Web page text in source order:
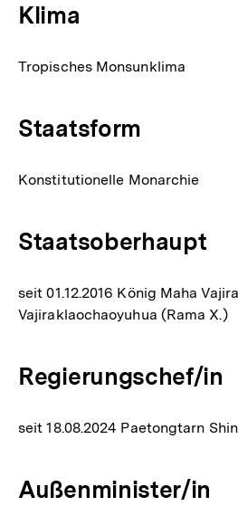
Klima
Tropisches Monsunklima
Staatsform
Konstitutionelle Monarchie
Staatsoberhaupt
seit 01.12.2016 König Maha
Vajiraklaochaoyuhua (Rama X.)
Regierungschef/in
seit 18.08.2024 Paetongtarn
Außenminister/in